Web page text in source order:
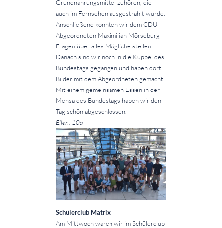
Grundnahrungsmittel zuhören, die
auch im Fernsehen ausgestrahlt wurde.
Anschließend konnten wir dem CDU-
Abgeordneten Maximilian Mörseburg
Fragen über alles Mögliche stellen.
Danach sind wir noch in die Kuppel des
Bundestags gegangen und haben dort
Bilder mit dem Abgeordneten gemacht.
Mit einem gemeinsamen Essen in der
Mensa des Bundestags haben wir den
Tag schön abgeschlossen.
Ellen, 10a
Schülerclub Matrix
Am Mittwoch waren wir im Schülerclub